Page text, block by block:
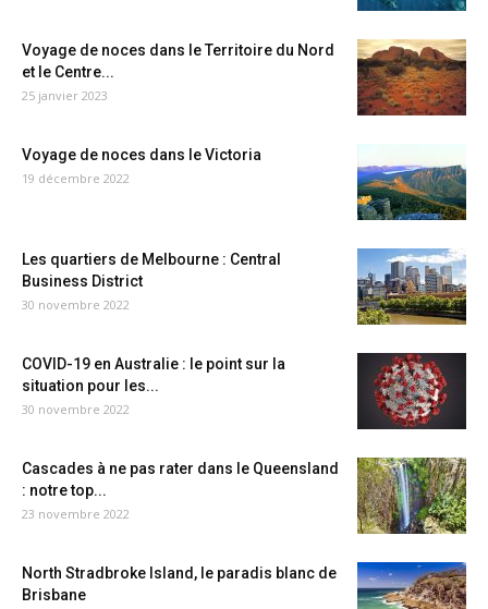
Voyage de noces dans le Territoire du Nord
et le Centre...
25 janvier 2023
Voyage de noces dans le Victoria
19 décembre 2022
Les quartiers de Melbourne : Central
Business District
30 novembre 2022
COVID-19 en Australie : le point sur la
situation pour les...
30 novembre 2022
Cascades à ne pas rater dans le Queensland
: notre top...
23 novembre 2022
North Stradbroke Island, le paradis blanc de
Brisbane